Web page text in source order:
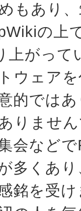
もあり
の上
上がって
ウェア
的では
りませ
会など
多くあ
銘を受